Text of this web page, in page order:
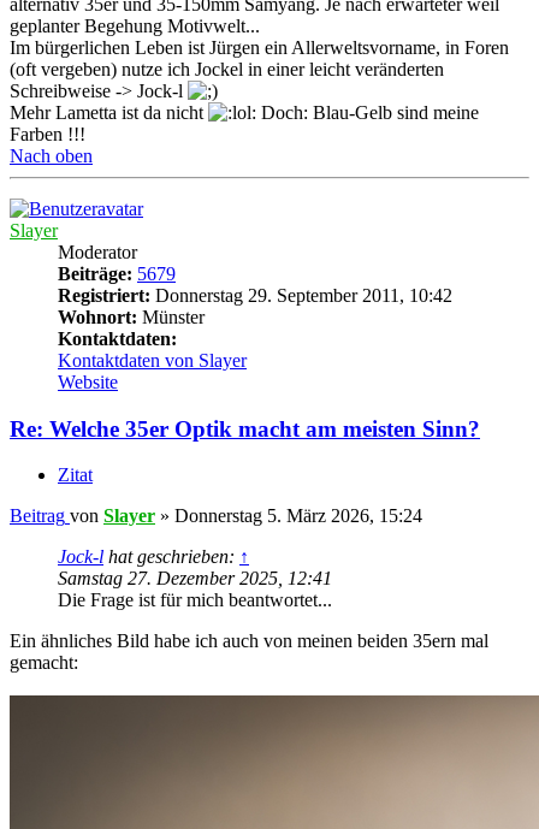
alternativ 35er und 35-150mm Samyang. Je nach erwarteter weil
geplanter Begehung Motivwelt...
Im bürgerlichen Leben ist Jürgen ein Allerweltsvorname, in Foren
(oft vergeben) nutze ich Jockel in einer leicht veränderten
Schreibweise -> Jock-l
Mehr Lametta ist da nicht
Doch: Blau-Gelb sind meine
Farben !!!
Nach oben
Slayer
Moderator
Beiträge: 5679
Registriert: Donnerstag 29. September 2011, 10:42
Wohnort: Münster
Kontaktdaten:
Kontaktdaten von Slayer
Website
Re: Welche 35er Optik macht am meisten Sinn?
Zitat
Beitrag von Slayer » Donnerstag 5. März 2026, 15:24
Jock-l hat geschrieben: ↑
Samstag 27. Dezember 2025, 12:41
Die Frage ist für mich beantwortet...
Ein ähnliches Bild habe ich auch von meinen beiden 35ern mal
gemacht: